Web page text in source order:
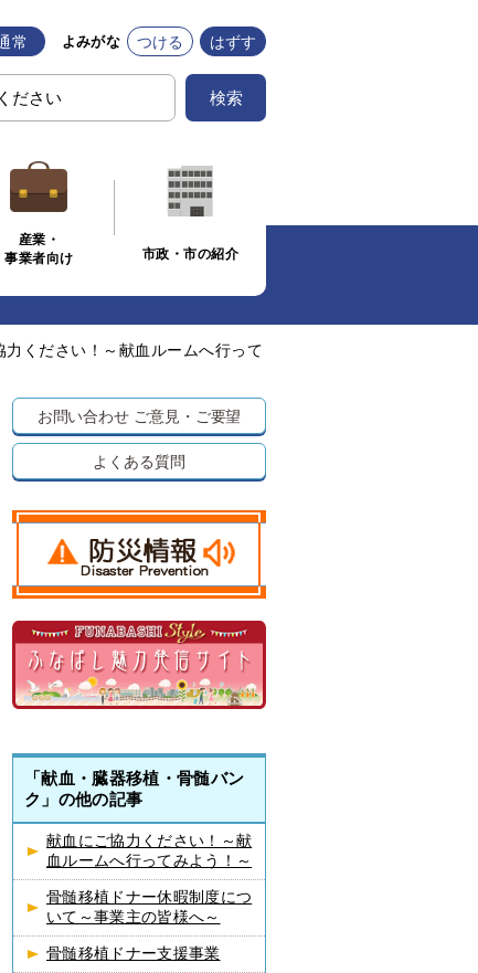
常 よみがな つける はずす
検索
産業・
事業者向け
市政・市の紹介
力ください！～献血ルームへ行って
お問い合わせ ご意見・ご要望
よくある質問
「献血・臓器移植・骨髄バン
ク」の他の記事
献血にご協力ください！～献
血ルームへ行ってみよう！～
骨髄移植ドナー休暇制度につ
いて～事業主の皆様へ～
骨髄移植ドナー支援事業